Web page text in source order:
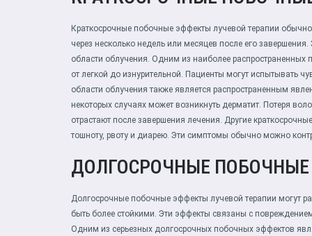
Краткосрочные побочные эффекты лучевой терапии
через несколько недель или месяцев после его
области облучения. Одним из наиболее распространенных
от легкой до изнурительной. Пациенты могут испытывать
области облучения также является распространенным
некоторых случаях может возникнуть дерматит. Потеря
отрастают после завершения лечения. Другие
тошноту, рвоту и диарею. Эти симптомы обычно можно
ДОЛГОСРОЧНЫЕ
Долгосрочные побочные эффекты лучевой терапии могут
быть более стойкими. Эти эффекты связаны с
Одним из серьезных долгосрочных побочных эффектов